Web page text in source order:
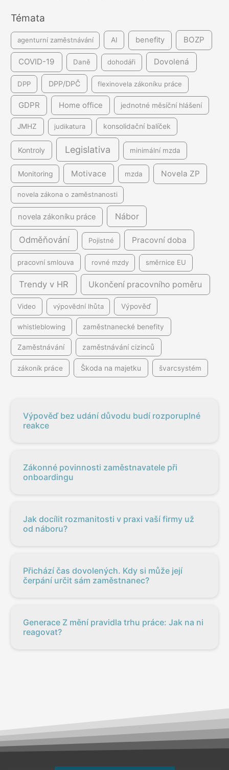
íTémata
agenturní zaměstnávání AI benefity BOZP
COVID-19 Daně dohodáři Dovolená
DPP DPP/DPČ flexinovela zákoníku práce
GDPR Home office jednotné měsíční hlášení
JMHZ judikatura konsolidační balíček
Kontroly Legislativa minimální mzda
Monitoring Motivace mzda Novela ZP
novela zákona o zaměstnanosti
novela zákoníku práce Nábor
Odměňování Pojistné Pracovní doba
pracovní smlouva rovné mzdy směrnice EU
Trendy v HR Ukončení pracovního poměru
Video výpovědní lhůta Výpověď
whistleblowing zaměstnanecké benefity
Zaměstnávání zaměstnávání cizinců
zákoník práce Škoda na majetku švarcsystém
Výpověď bez udání důvodu budí rozporuplné
reakce
Zákonné povinnosti zaměstnavatele při
onboardingu
Jak docílit rozmanitosti v praxi vaší firmy už
od náboru?
Přichází čas dovolených. Kdy si může její
čerpání určit sám zaměstnanec?
Generace Z mění pravidla trhu práce: Jak na ni
reagovat?